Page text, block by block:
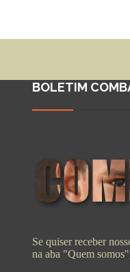
BOLETIM
Se quiser receber
na aba "Quem